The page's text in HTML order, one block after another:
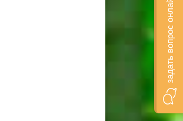
задать вопрос онлайн